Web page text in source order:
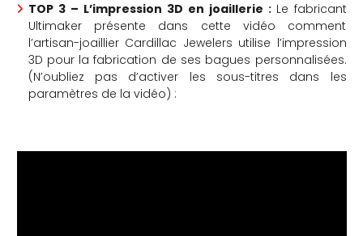
TOP 3 – L’impression 3D en joaillerie : Le fabricant
Ultimaker présente dans cette vidéo comment
l’artisan-joaillier Cardillac Jewelers utilise l’impression
3D pour la fabrication de ses bagues personnalisées.
(N’oubliez pas d’activer les sous-titres dans les
paramètres de la vidéo) :